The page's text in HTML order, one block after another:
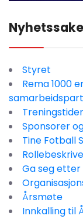
Styret
Rema 1000
Treningstider
Sponsorer
Tine Fotball
Ga seg
Årsmøte
Innkalling til